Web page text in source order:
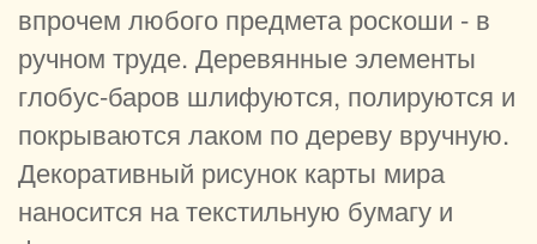
впрочем любого предмета роскоши - в
ручном труде. Деревянные элементы
глобус-баров шлифуются, полируются и
покрываются лаком по дереву вручную.
Декоративный рисунок карты мира
наносится на текстильную бумагу и